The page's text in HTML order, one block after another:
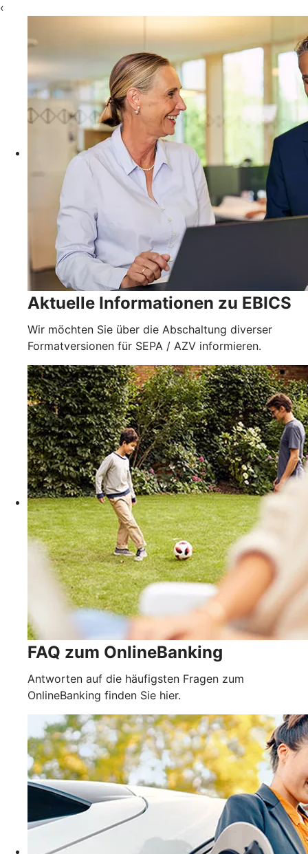
‹
Aktuelle Informationen zu EBICS
Wir möchten Sie über die Abschaltung diverser
Formatversionen für SEPA / AZV informieren.
FAQ zum OnlineBanking
Antworten auf die häufigsten Fragen zum
OnlineBanking finden Sie hier.